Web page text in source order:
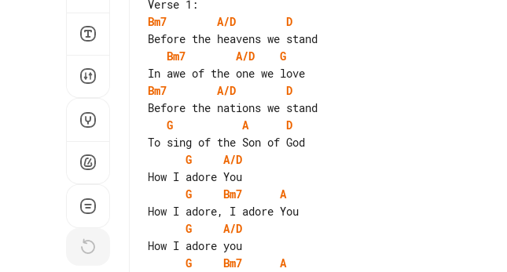
Bm7
A/D
D
Bm7
A/D
G
Bm7
A/D
D
G
A
D
G
A/D
G
Bm7
A
G
A/D
G
Bm7
A